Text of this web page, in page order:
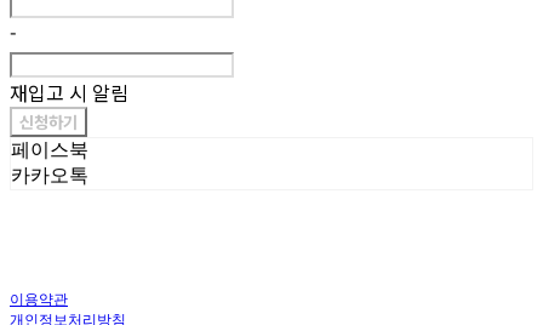
-
재입고 시 알림
신청하기
페이스북
카카오톡
이용약관
개인정보처리방침